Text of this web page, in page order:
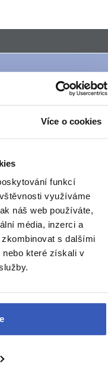
Více o cookies
funkcí
využíváme
náš web používáte,
média, inzerci a
s dalšími
nebo které získali v